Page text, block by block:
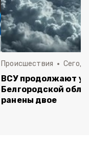
Происшествия
ВСУ продолжают
Белгородской
ранены двое